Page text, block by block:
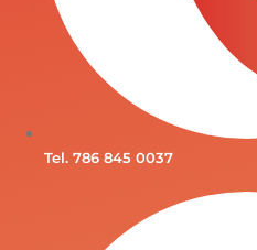
Tel. 786 845 0037